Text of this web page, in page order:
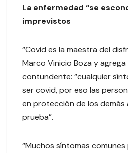
La enfermedad “se
imprevistos
“Covid es la maestra del
Marco Vinicio Boza y agrega
contundente: “cualquier
ser covid, por eso las
en protección de los demás
prueba”.
“Muchos síntomas